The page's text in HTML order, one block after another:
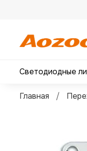
Светодиодные
Главная